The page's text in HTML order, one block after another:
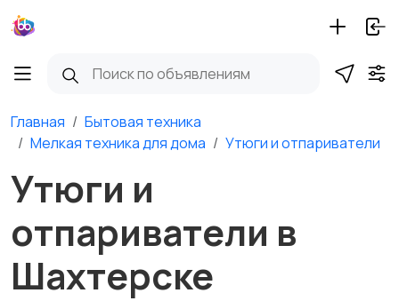
Главная
Бытовая техника
Мелкая техника для дома
Утюги и отпариватели
Утюги и
отпариватели в
Шахтерске